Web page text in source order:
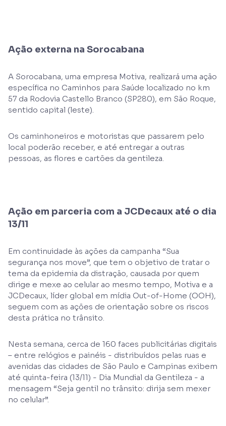
Ação externa na Sorocabana
A Sorocabana, uma empresa Motiva, realizará uma ação
específica no Caminhos para Saúde localizado no km
57 da Rodovia Castello Branco (SP280), em São Roque,
sentido capital (leste).
Os caminhoneiros e motoristas que passarem pelo
local poderão receber, e até entregar a outras
pessoas, as flores e cartões da gentileza.
Ação em parceria com a JCDecaux até o dia
13/11
Em continuidade às ações da campanha “Sua
segurança nos move”, que tem o objetivo de tratar o
tema da epidemia da distração, causada por quem
dirige e mexe ao celular ao mesmo tempo, Motiva e a
JCDecaux, líder global em mídia Out-of-Home (OOH),
seguem com as ações de orientação sobre os riscos
desta prática no trânsito.
Nesta semana, cerca de 160 faces publicitárias digitais
– entre relógios e painéis - distribuídos pelas ruas e
avenidas das cidades de São Paulo e Campinas exibem
até quinta-feira (13/11) - Dia Mundial da Gentileza - a
mensagem “Seja gentil no trânsito: dirija sem mexer
no celular”.